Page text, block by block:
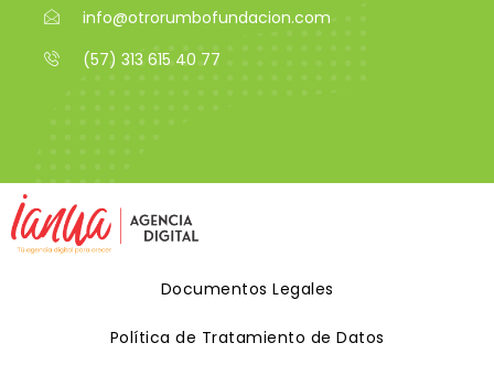
info@otrorumbofundacion.com
(57) 313 615 40 77
Documentos Legales
Política de Tratamiento de Datos